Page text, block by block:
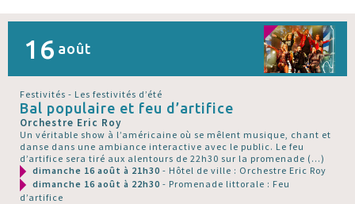
16 août
Festivités - Les festivités d’été
Bal populaire et feu d’artifice
Orchestre Eric Roy
Un véritable show à l’américaine où se mêlent musique, chant et
danse dans une ambiance interactive avec le public. Le feu
d’artifice sera tiré aux alentours de 22h30 sur la promenade (…)
dimanche 16 août à 21h30 - Hôtel de ville : Orchestre Eric Roy
dimanche 16 août à 22h30 - Promenade littorale : Feu
d’artifice